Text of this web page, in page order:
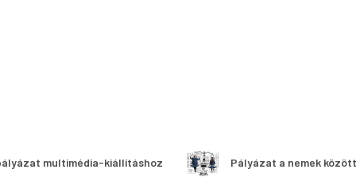
kiállításhoz Pályázat a nemek közötti